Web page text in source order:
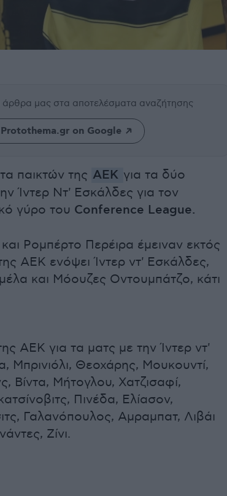
άρθρα μας στα αποτελέσματα αναζήτησης
on Google
παικτών της ΑΕΚ για τα δύο
Ίντερ Ντ' Εσκάλδες για τον
γύρο του Conference League.
Ρομπέρτο Περέιρα έμειναν εκτός
ΑΕΚ ενόψει Ίντερ ντ' Εσκάλδες,
και Μόουζες Οντουμπάτζο, κάτι
ΑΕΚ για τα ματς με την Ίντερ ντ'
Μπρινιόλι, Θεοχάρης, Μουκουντί,
Βίντα, Μήτογλου, Χατζισαφί,
Πινέδα, Ελίασον,
Γαλανόπουλος, Αμραμπατ, Λιβάι
Ζίνι.